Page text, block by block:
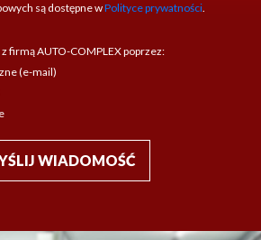
są dostępne wPolityce prywatności.
firmą AUTO-COMPLEX poprzez:
(e-mail)